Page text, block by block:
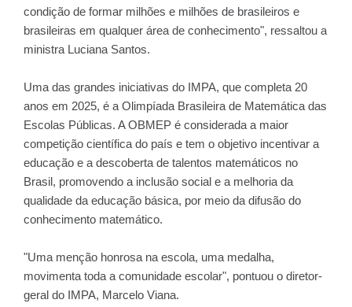
condição de formar milhões e milhões de brasileiros e
brasileiras em qualquer área de conhecimento", ressaltou a
ministra Luciana Santos.
Uma das grandes iniciativas do IMPA, que completa 20
anos em 2025, é a Olimpíada Brasileira de Matemática das
Escolas Públicas. A OBMEP é considerada a maior
competição científica do país e tem o objetivo incentivar a
educação e a descoberta de talentos matemáticos no
Brasil, promovendo a inclusão social e a melhoria da
qualidade da educação básica, por meio da difusão do
conhecimento matemático.
"Uma menção honrosa na escola, uma medalha,
movimenta toda a comunidade escolar", pontuou o diretor-
geral do IMPA, Marcelo Viana.